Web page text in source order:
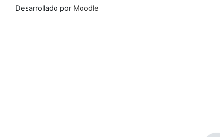
Desarrollado por Moodle